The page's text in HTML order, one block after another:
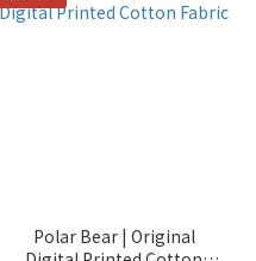
Polar Bear | Original